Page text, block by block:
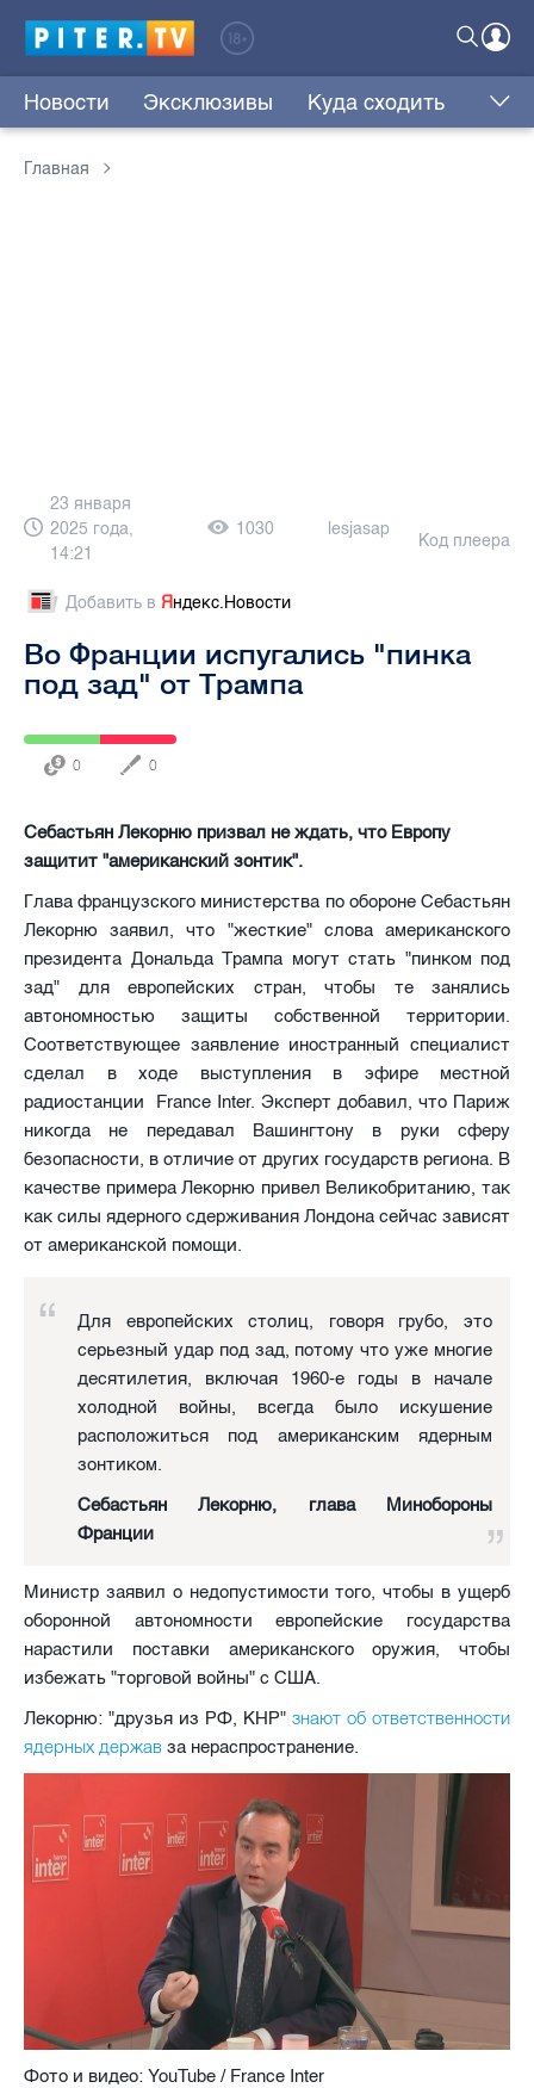
Новости Эксклюзивы Куда сходить
Главная
23 января
2025 года,
14:21
1030 lesjasap
Код плеера
Добавить в Яндекс.Новости
Во Франции испугались "пинка
под зад" от Трампа
0 0
Себастьян Лекорню призвал не ждать, что Европу
защитит "американский зонтик".
Глава французского министерства по обороне Себастьян
Лекорню заявил, что "жесткие" слова американского
президента Дональда Трампа могут стать "пинком под
зад" для европейских стран, чтобы те занялись
автономностью защиты собственной территории.
Соответствующее заявление иностранный специалист
сделал в ходе выступления в эфире местной
радиостанции France Inter. Эксперт добавил, что Париж
никогда не передавал Вашингтону в руки сферу
безопасности, в отличие от других государств региона. В
качестве примера Лекорню привел Великобританию, так
как силы ядерного сдерживания Лондона сейчас зависят
от американской помощи.
Для европейских столиц, говоря грубо, это
серьезный удар под зад, потому что уже многие
десятилетия, включая 1960-е годы в начале
холодной войны, всегда было искушение
расположиться под американским ядерным
зонтиком.
Себастьян Лекорню, глава Минобороны
Франции
Министр заявил о недопустимости того, чтобы в ущерб
оборонной автономности европейские государства
нарастили поставки американского оружия, чтобы
избежать "торговой войны" с США.
Лекорню: "друзья из РФ, КНР" знают об ответственности
ядерных держав за нераспространение.
Фото и видео: YouTube / France Inter